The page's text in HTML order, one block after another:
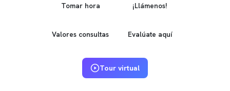
Tomar hora ¡Llámenos!
Valores consultas Evalúate aquí
Tour virtual